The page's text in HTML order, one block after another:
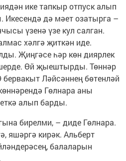
ике тапкыр отпуск алып
Икесендә дә мәет озатырга –
үзенә үзе кул салган.
хәлгә җиткән иде.
Җиңгәсе һәр көн диярлек
Өй җыештырды. Төннәр
Ләйсәннең бөтенләй
Гөлнара аны
алып барды.
бирелми, – диде Гөлнара.
яшәргә кирәк. Альберт
балаларын